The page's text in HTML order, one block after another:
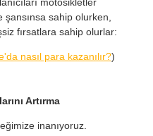
motosikletler
şansınsa sahip olurken,
fırsatlara sahip olurlar:
nasıl para kazanılır?)
Artırma
inanıyoruz.